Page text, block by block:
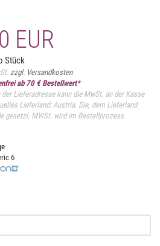
EUR
Stück
zzgl. Versandkosten
ab 70 € Bestellwert*
Lieferadresse kann die MwSt. an der Kasse
Lieferland: Austria. Die, dem Lieferland
gesetzl. MWSt. wird im Bestellprozess
6